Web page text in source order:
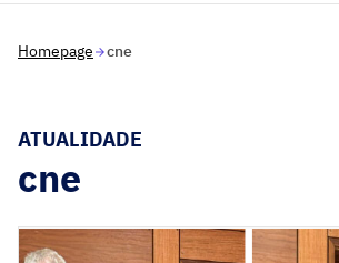
Homepage cne
ATUALIDADE
cne